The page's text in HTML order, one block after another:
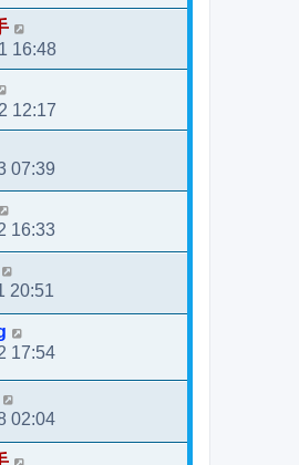
16:48
12:17
07:39
16:33
20:51
17:54
02:04